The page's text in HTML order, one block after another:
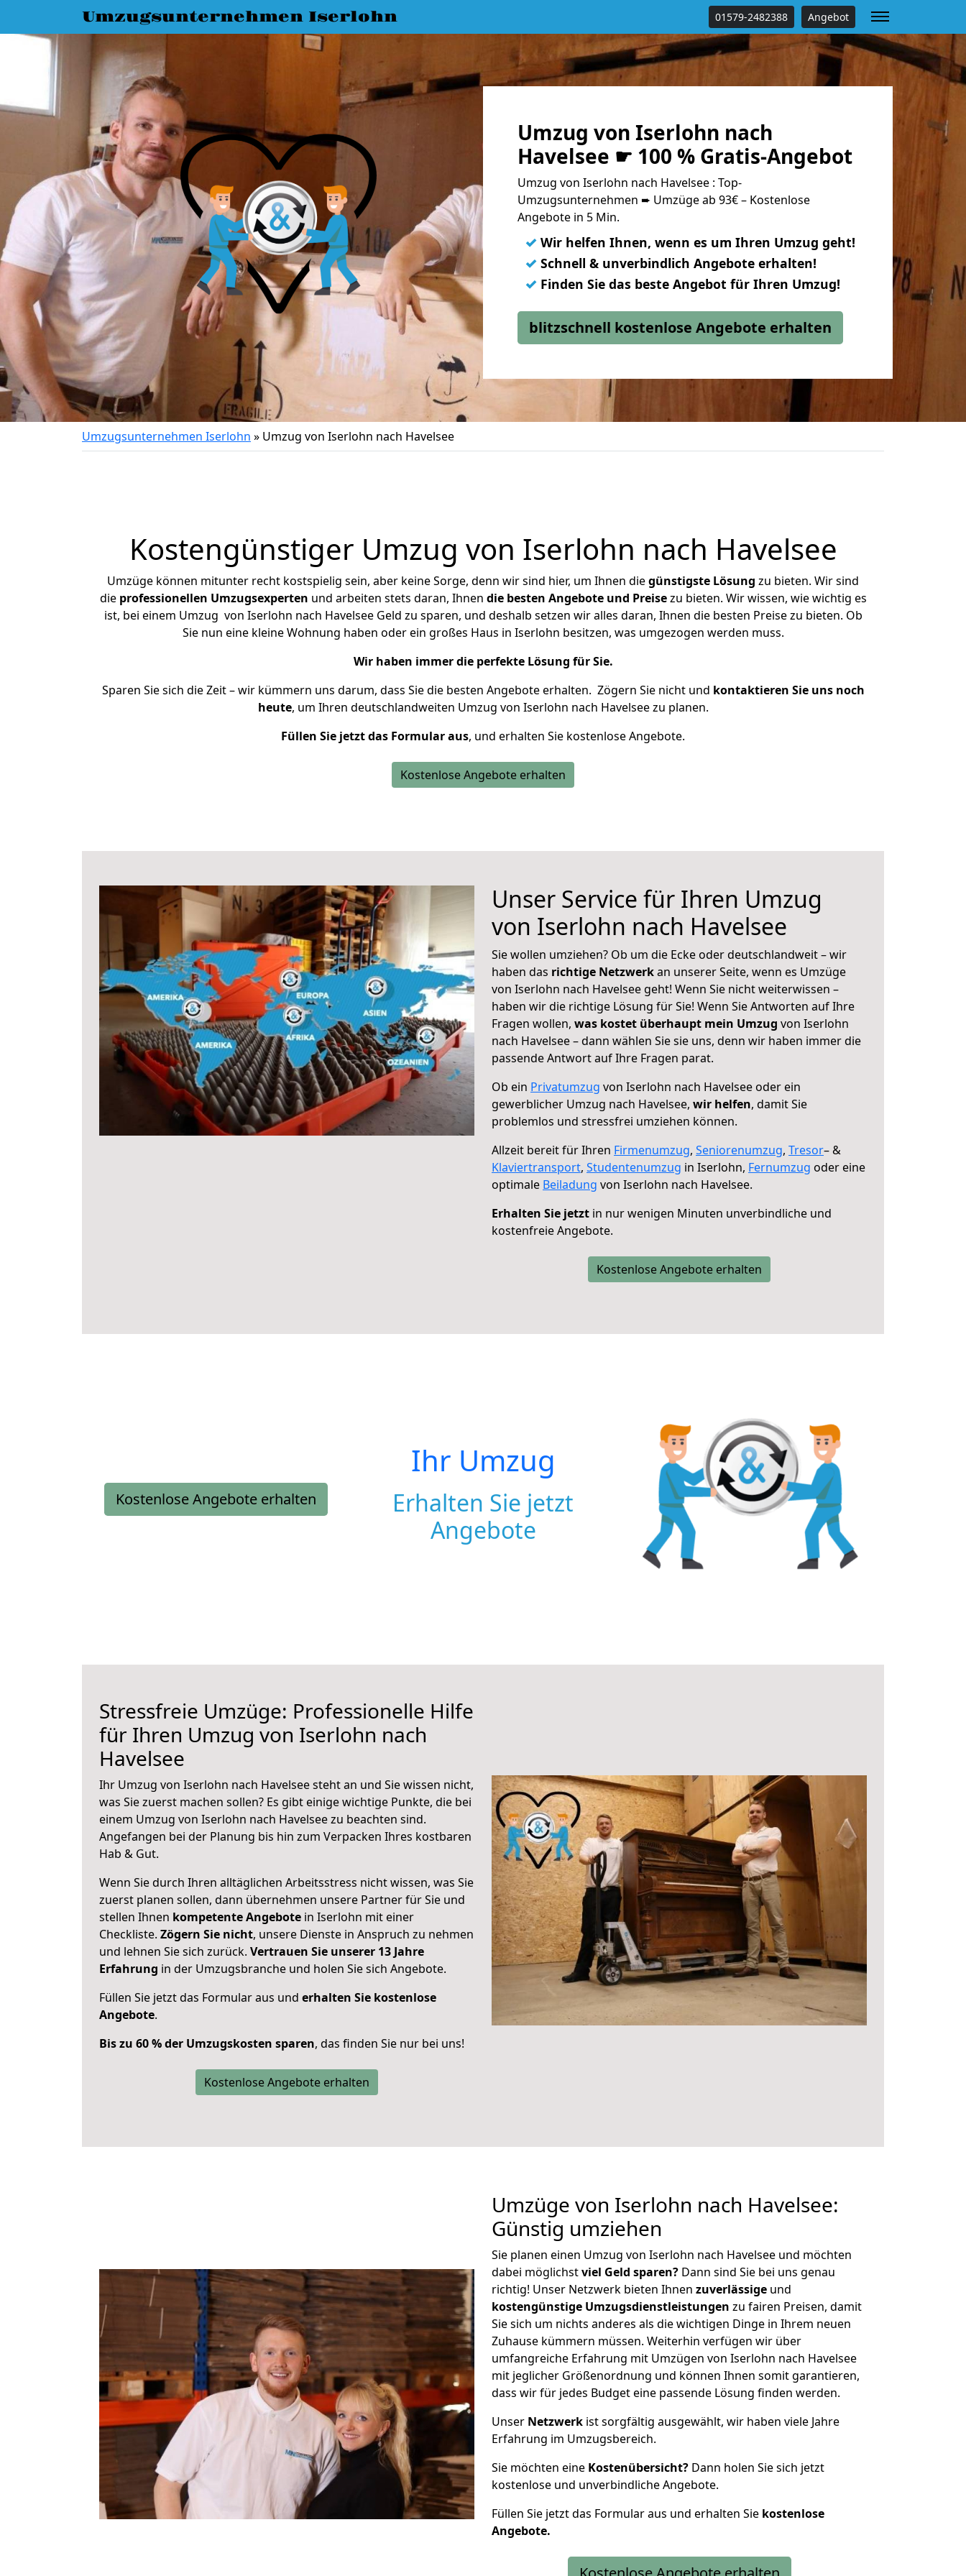
Umzugsunternehmen Iserlohn 01579-2482388 Angebot
Umzug von Iserlohn nach
Havelsee ☛ 100 % Gratis-Angebot
Umzug von Iserlohn nach Havelsee : Top-
Umzugsunternehmen ➨ Umzüge ab 93€ – Kostenlose
Angebote in 5 Min.
✓ Wir helfen Ihnen, wenn es um Ihren Umzug geht!
✓ Schnell & unverbindlich Angebote erhalten!
✓ Finden Sie das beste Angebot für Ihren Umzug!
blitzschnell kostenlose Angebote erhalten
Umzugsunternehmen Iserlohn » Umzug von Iserlohn nach Havelsee
Kostengünstiger Umzug von Iserlohn nach Havelsee
Umzüge können mitunter recht kostspielig sein, aber keine Sorge, denn wir sind hier, um Ihnen diegünstigste Lösung zu bieten. Wir sind
die professionellen Umzugsexperten und arbeiten stets daran, Ihnen die besten Angebote und Preisezu bieten. Wir wissen, wie wichtig es
ist, bei einem Umzug von Iserlohn nach Havelsee Geld zu sparen, und deshalb setzen wir alles daran, Ihnen die besten Preise zu bieten. Ob
Sie nun eine kleine Wohnung haben oder ein großes Haus in Iserlohn besitzen, was umgezogen werden muss.
Wir haben immer die perfekte Lösung für Sie.
Sparen Sie sich die Zeit – wir kümmern uns darum, dass Sie die besten Angebote erhalten. Zögern Sie nicht und kontaktieren Sie uns noch
heute, um Ihren deutschlandweiten Umzug von Iserlohn nach Havelsee zu planen.
Füllen Sie jetzt das Formular aus, und erhalten Sie kostenlose Angebote.
Kostenlose Angebote erhalten
Unser Service für Ihren Umzug
von Iserlohn nach Havelsee
Sie wollen umziehen? Ob um die Ecke oder deutschlandweit – wir
haben das richtige Netzwerkan unserer Seite, wenn es Umzüge
von Iserlohn nach Havelsee geht! Wenn Sie nicht weiterwissen –
haben wir die richtige Lösung für Sie! Wenn Sie Antworten auf Ihre
Fragen wollen, was kostet überhaupt mein Umzug von Iserlohn
nach Havelsee – dann wählen Sie sie uns, denn wir haben immer die
passende Antwort auf Ihre Fragen parat.
Ob ein Privatumzug von Iserlohn nach Havelsee oder ein
gewerblicher Umzug nach Havelsee, wir helfen, damit Sie
problemlos und stressfrei umziehen können.
Allzeit bereit für Ihren Firmenumzug, Seniorenumzug, Tresor– &
Klaviertransport, Studentenumzug in Iserlohn, Fernumzug oder eine
optimale Beiladung von Iserlohn nach Havelsee.
Erhalten Sie jetzt in nur wenigen Minuten unverbindliche und
kostenfreie Angebote.
Kostenlose Angebote erhalten
Kostenlose Angebote erhalten
Ihr Umzug
Erhalten Sie jetzt
Angebote
Stressfreie Umzüge: Professionelle Hilfe
für Ihren Umzug von Iserlohn nach
Havelsee
Ihr Umzug von Iserlohn nach Havelsee steht an und Sie wissen nicht,
was Sie zuerst machen sollen? Es gibt einige wichtige Punkte, die bei
einem Umzug von Iserlohn nach Havelsee zu beachten sind.
Angefangen bei der Planung bis hin zum Verpacken Ihres kostbaren
Hab & Gut.
Wenn Sie durch Ihren alltäglichen Arbeitsstress nicht wissen, was Sie
zuerst planen sollen, dann übernehmen unsere Partner für Sie und
stellen Ihnen kompetente Angebote in Iserlohn mit einer
Checkliste. Zögern Sie nicht, unsere Dienste in Anspruch zu nehmen
und lehnen Sie sich zurück. Vertrauen Sie unserer 13 Jahre
Erfahrung in der Umzugsbranche und holen Sie sich Angebote.
Füllen Sie jetzt das Formular aus und erhalten Sie kostenlose
Angebote.
Bis zu 60 % der Umzugskosten sparen, das finden Sie nur bei uns!
Kostenlose Angebote erhalten
Umzüge von Iserlohn nach Havelsee:
Günstig umziehen
Sie planen einen Umzug von Iserlohn nach Havelsee und möchten
dabei möglichstviel Geld sparen? Dann sind Sie bei uns genau
richtig! Unser Netzwerk bieten Ihnen zuverlässige und
kostengünstige Umzugsdienstleistungen zu fairen Preisen, damit
Sie sich um nichts anderes als die wichtigen Dinge in Ihrem neuen
Zuhause kümmern müssen. Weiterhin verfügen wir über
umfangreiche Erfahrung mit Umzügen von Iserlohn nach Havelsee
mit jeglicher Größenordnung und können Ihnen somit garantieren,
dass wir für jedes Budget eine passende Lösung finden werden.
Unser Netzwerk ist sorgfältig ausgewählt, wir haben viele Jahre
Erfahrung im Umzugsbereich.
Sie möchten eine Kostenübersicht? Dann holen Sie sich jetzt
kostenlose und unverbindliche Angebote.
Füllen Sie jetzt das Formular aus und erhalten Sie kostenlose
Angebote.